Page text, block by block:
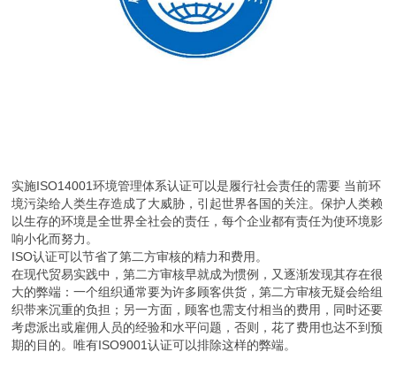
实施ISO14001环境管理体系认证可以是履行社会责任的需要 当前环
境污染给人类生存造成了大威胁，引起世界各国的关注。保护人类赖
以生存的环境是全世界全社会的责任，每个企业都有责任为使环境影
响小化而努力。
ISO认证可以节省了第二方审核的精力和费用。
在现代贸易实践中，第二方审核早就成为惯例，又逐渐发现其存在很
大的弊端：一个组织通常要为许多顾客供货，第二方审核无疑会给组
织带来沉重的负担；另一方面，顾客也需支付相当的费用，同时还要
考虑派出或雇佣人员的经验和水平问题，否则，花了费用也达不到预
期的目的。唯有ISO9001认证可以排除这样的弊端。